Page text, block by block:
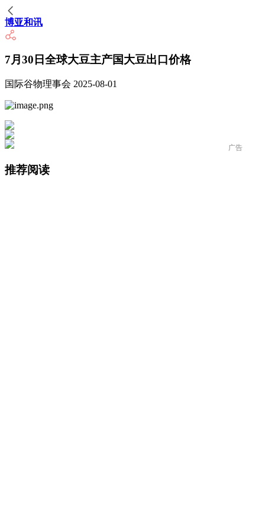
博亚和讯
7月30日全球大豆主产国大豆出口价格
国际谷物理事会 2025-08-01
广告
推荐阅读